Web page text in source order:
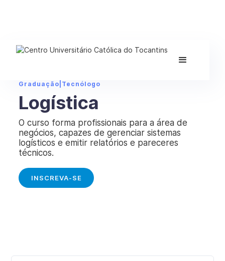
Graduação Tecnólogo
Logística
O curso forma profissionais para a área de
negócios, capazes de gerenciar sistemas
logísticos e emitir relatórios e pareceres
técnicos.
INSCREVA-SE